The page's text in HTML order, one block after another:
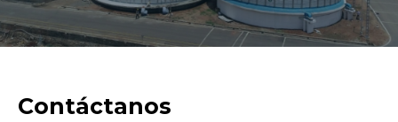
Contáctanos